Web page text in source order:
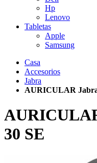
Hp
Lenovo
Tabletas
Apple
Samsung
Casa
Accesorios
Jabra
AURICULAR
30 SE